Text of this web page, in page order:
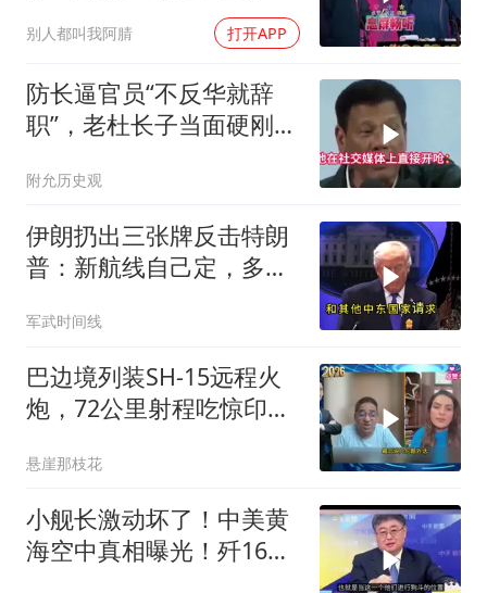
别人都叫我阿腈 打开APP
防长逼官员“不反华就辞
职”，老杜长子当面硬刚：
附允历史观
伊朗扔出三张牌反击特朗
普：新航线自己定，多国
前状态
军武时间线
巴边境列装SH-15远程火
炮，72公里射程吃惊印度
悬崖那枝花
小舰长激动坏了！中美黄
海空中真相曝光！歼16狗